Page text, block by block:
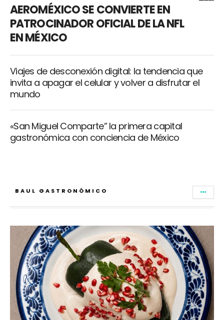
AEROMÉXICO SE CONVIERTE EN
PATROCINADOR OFICIAL DE LA NFL
EN MÉXICO
Viajes de desconexión digital: la tendencia que
invita a apagar el celular y volver a disfrutar el
mundo
«San Miguel Comparte” la primera capital
gastronómica con conciencia de México
BAUL GASTRONÓMICO